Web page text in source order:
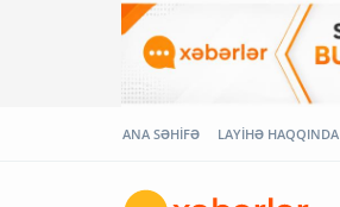
ANA SƏHİFƏ LAYİHƏ HAQQINDA